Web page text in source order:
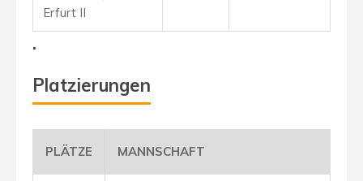
Erfurt II
.
Platzierungen
PLÄTZE MANNSCHAFT